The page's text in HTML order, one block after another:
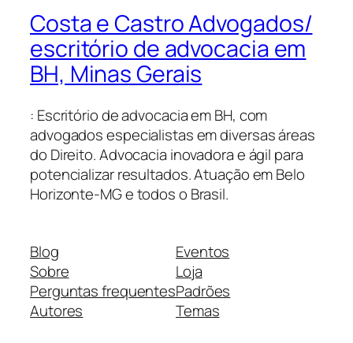
Costa e Castro Advogados/
escritório de advocacia em
BH, Minas Gerais
: Escritório de advocacia em BH, com
advogados especialistas em diversas áreas
do Direito. Advocacia inovadora e ágil para
potencializar resultados. Atuação em Belo
Horizonte-MG e todos o Brasil.
Blog
Sobre
Perguntas frequentes
Autores
Eventos
Loja
Padrões
Temas